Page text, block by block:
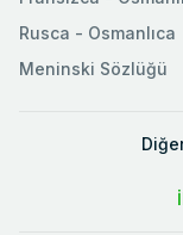
Rusca - Osmanlıca
Meninski Sözlüğü